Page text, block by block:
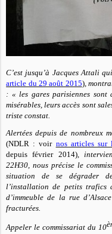
C’est jusqu’à Jacques Attali
article du 29 août 2015),
: « les gares parisiennes
misérables, leurs accès sont
triste constat.
Alertées depuis de nombreux
(NDLR : voir nos articles sur
depuis février 2014),
22H30, nous précise le
situation de se dégrader
l’installation de petits trafics
d’immeuble de la rue
fracturées.
Appeler le commissariat du 10